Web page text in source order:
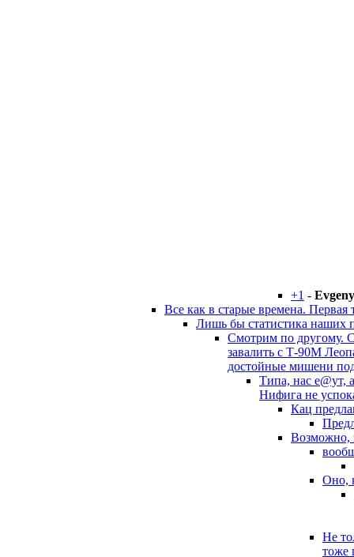
+1 -
Все как в старые времена. Первая
Лишь бы статистика наших
Смотрим по другому.
завалить с Т-90М
достойные мишени
Типа, нас е@ут,
Нифига не
Кац
Возможно,
Оно,
Не
тоже